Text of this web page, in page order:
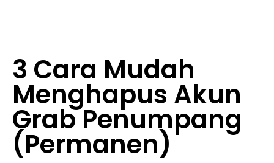
3 Cara Mudah
Menghapus Akun
Grab Penumpang
(Permanen)